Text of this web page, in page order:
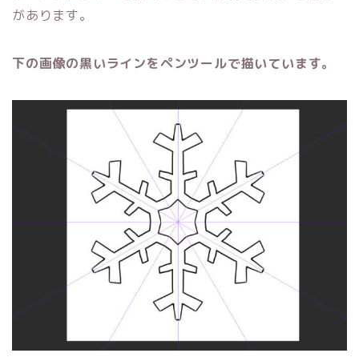
があります。
下の画像の黒いラインをペンツールで描いています。